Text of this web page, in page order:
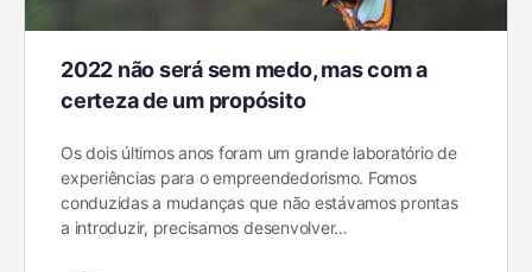
2022 não será sem medo, mas com a
certeza de um propósito
Os dois últimos anos foram um grande laboratório de
experiências para o empreendedorismo. Fomos
conduzidas a mudanças que não estávamos prontas
a introduzir, precisamos desenvolver…